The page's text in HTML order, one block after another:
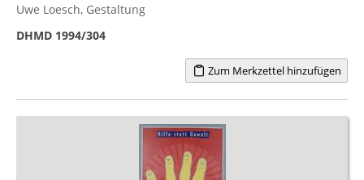
Uwe Loesch, Gestaltung
DHMD 1994/304
Zum Merkzettel hinzufügen